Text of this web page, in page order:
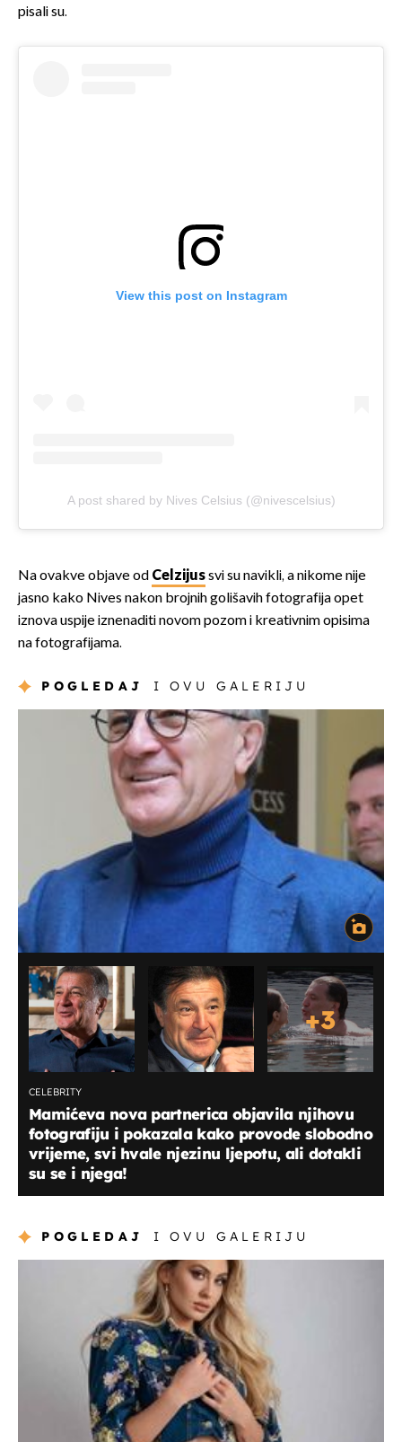
pisali su.
View this post on Instagram
A post shared by Nives Celsius (@nivescelsius)
Na ovakve objave od Celzijussvi su navikli, a nikome nije
jasno kako Nives nakon brojnih golišavih fotografija opet
iznova uspije iznenaditi novom pozom i kreativnim opisima
na fotografijama.
POGLEDAJ I OVU GALERIJU
+3
CELEBRITY
Mamićeva nova partnerica objavila njihovu
fotografiju i pokazala kako provode slobodno
vrijeme, svi hvale njezinu ljepotu, ali dotakli
su se i njega!
POGLEDAJ I OVU GALERIJU